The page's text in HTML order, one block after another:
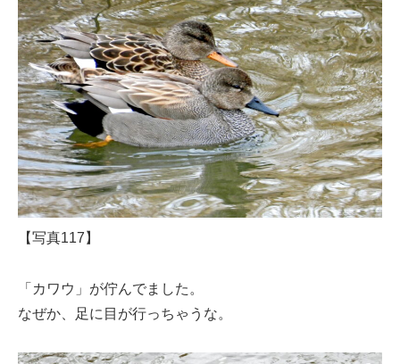
【写真117】
「カワウ」が佇んでました。
なぜか、足に目が行っちゃうな。